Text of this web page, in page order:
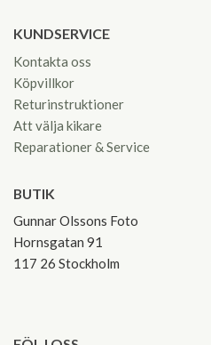
KUNDSERVICE
Kontakta oss
Köpvillkor
Returinstruktioner
Att välja kikare
Reparationer & Service
BUTIK
Gunnar Olssons Foto
Hornsgatan 91
117 26 Stockholm